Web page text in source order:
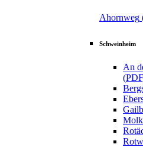
Ahornweg
Schweinheim
An
(